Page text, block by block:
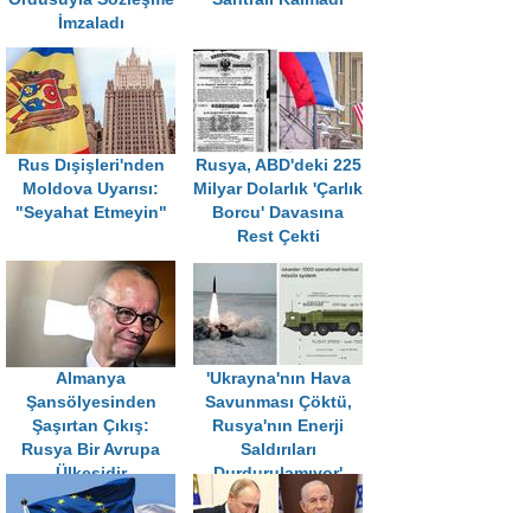
İmzaladı
Rus Dışişleri'nden
Moldova Uyarısı:
"Seyahat Etmeyin"
Rusya, ABD'deki 225
Milyar Dolarlık 'Çarlık
Borcu' Davasına
Rest Çekti
Almanya
Şansölyesinden
Şaşırtan Çıkış:
Rusya Bir Avrupa
Ülkesidir
'Ukrayna'nın Hava
Savunması Çöktü,
Rusya'nın Enerji
Saldırıları
Durdurulamıyor'